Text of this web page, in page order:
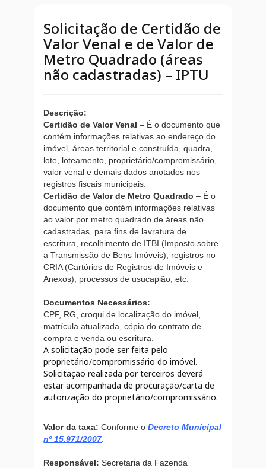
Solicitação de Certidão de
Valor Venal e de Valor de
Metro Quadrado (áreas
não cadastradas) – IPTU
Descrição:
Certidão de Valor Venal – É o documento que
contém informações relativas ao endereço do
imóvel, áreas territorial e construída, quadra,
lote, loteamento, proprietário/compromissário,
valor venal e demais dados anotados nos
registros fiscais municipais.
Certidão de Valor de Metro Quadrado – É o
documento que contém informações relativas
ao valor por metro quadrado de áreas não
cadastradas, para fins de lavratura de
escritura, recolhimento de ITBI (Imposto sobre
a Transmissão de Bens Imóveis), registros no
CRIA (Cartórios de Registros de Imóveis e
Anexos), processos de usucapião, etc.
Documentos Necessários:
CPF, RG, croqui de localização do imóvel,
matrícula atualizada, cópia do contrato de
compra e venda ou escritura.
A solicitação pode ser feita pelo
proprietário/compromissário do imóvel.
Solicitação realizada por terceiros deverá
estar acompanhada de procuração/carta de
autorização do proprietário/compromissário.
Valor da taxa: Conforme oDecreto Municipal
nº 15.971/2007.
Responsável: Secretaria da Fazenda